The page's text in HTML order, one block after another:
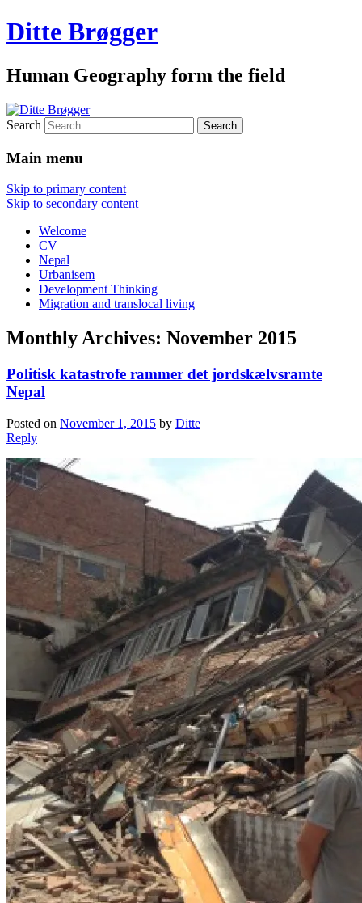
Ditte Brøgger
Human Geography form the field
Search
Main menu
Skip to primary content
Skip to secondary content
Welcome
CV
Nepal
Urbanisem
Development Thinking
Migration and translocal living
Monthly Archives: November 2015
Politisk katastrofe rammer det jordskælvsramte
Nepal
Posted on November 1, 2015 by Ditte
Reply